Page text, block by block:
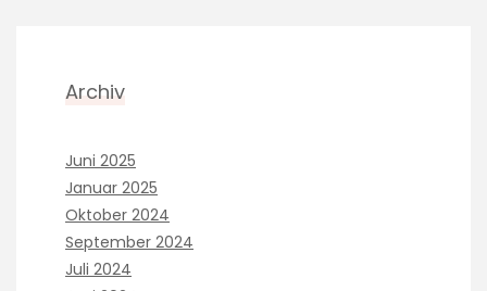
Archiv
Juni 2025
Januar 2025
Oktober 2024
September 2024
Juli 2024